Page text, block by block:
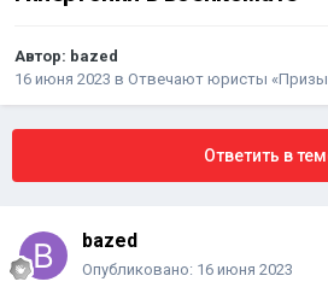
Автор: bazed
16 июня 2023 в Отвечают юристы
Ответить в
bazed
Опубликовано: 16 июня 2023